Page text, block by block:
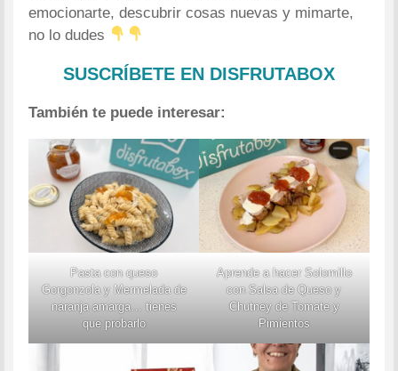
emocionarte, descubrir cosas nuevas y mimarte,
no lo dudes
SUSCRÍBETE EN DISFRUTABOX
También te puede interesar:
Pasta con queso
Gorgonzola y Mermelada de
naranja amarga… tienes
que probarlo
Aprende a hacer Solomillo
con Salsa de Queso y
Chutney de Tomate y
Pimientos